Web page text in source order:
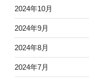
2024年10月
2024年9月
2024年8月
2024年7月